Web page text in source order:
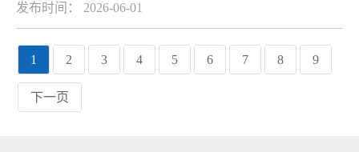
发布时间： 2026-06-01
1 2 3 4 5 6 7 8 9
下一页